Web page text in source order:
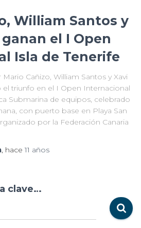
William Santos y
el I Open
Isla de Tenerife
Cañizo, William Santos y Xavi
el triunfo en el I Open Internacional
Submarina de equipos, celebrado
con puerto base en Playa San
por la Federación Canaria
, hace11 años
clave…